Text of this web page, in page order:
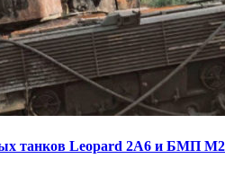
танков Leopard 2A6 и БМП